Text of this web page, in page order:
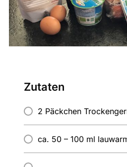
Zutaten
2 Päckchen
ca. 50 – 100 ml